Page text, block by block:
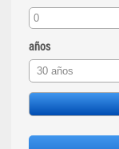
años